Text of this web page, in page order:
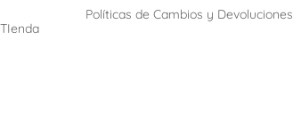
Políticas de Cambios y Devoluciones